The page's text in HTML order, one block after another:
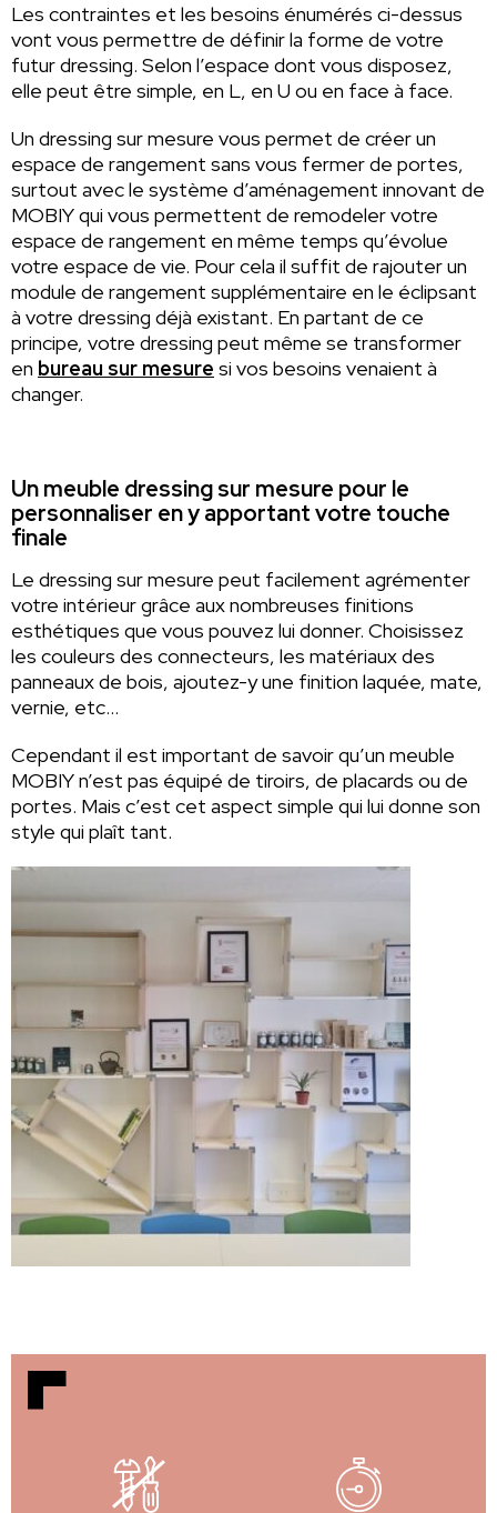
Les contraintes et les besoins énumérés ci-dessus
vont vous permettre de définir la forme de votre
futur dressing. Selon l’espace dont vous disposez,
elle peut être simple, en L, en U ou en face à face.
Un dressing sur mesure vous permet de créer un
espace de rangement sans vous fermer de portes,
surtout avec le système d’aménagement innovant de
MOBIY qui vous permettent de remodeler votre
espace de rangement en même temps qu’évolue
votre espace de vie. Pour cela il suffit de rajouter un
module de rangement supplémentaire en le éclipsant
à votre dressing déjà existant. En partant de ce
principe, votre dressing peut même se transformer
en bureau sur mesure si vos besoins venaient à
changer.
Un meuble dressing sur mesure pour le
personnaliser en y apportant votre touche
finale
Le dressing sur mesure peut facilement agrémenter
votre intérieur grâce aux nombreuses finitions
esthétiques que vous pouvez lui donner. Choisissez
les couleurs des connecteurs, les matériaux des
panneaux de bois, ajoutez-y une finition laquée, mate,
vernie, etc…
Cependant il est important de savoir qu’un meuble
MOBIY n’est pas équipé de tiroirs, de placards ou de
portes. Mais c’est cet aspect simple qui lui donne son
style qui plaît tant.